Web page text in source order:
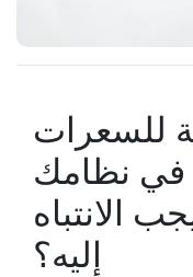
للسعرات
في نظامك
الانتباه
إليه؟